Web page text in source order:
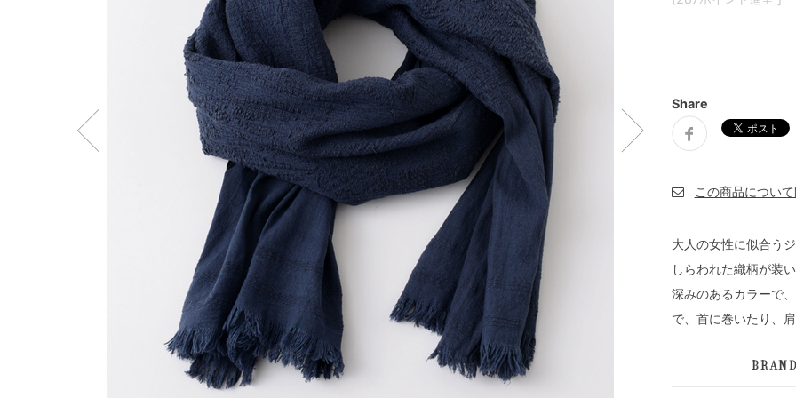
Share
大人の女性に似合う
しらわれた織柄が装
深みのあるカラーで
で、首に巻いたり、